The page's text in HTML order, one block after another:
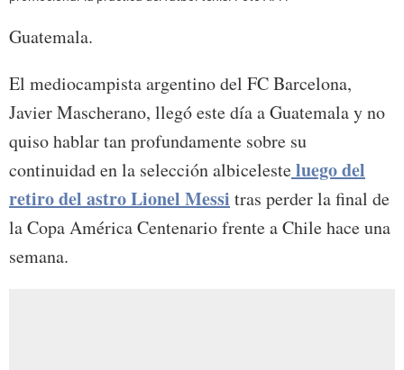
Guatemala.
El mediocampista argentino del FC Barcelona,
Javier Mascherano, llegó este día a Guatemala y no
quiso hablar tan profundamente sobre su
continuidad en la selección albicelesteluego del
retiro del astro Lionel Messi tras perder la final de
la Copa América Centenario frente a Chile hace una
semana.